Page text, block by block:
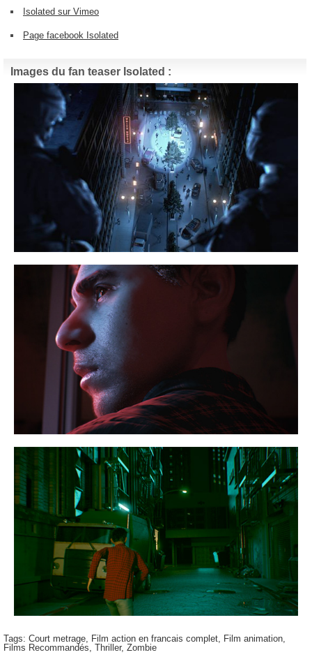
Isolated sur Vimeo
Page facebook Isolated
Images du fan teaser Isolated :
Tags: Court metrage, Film action en francais complet, Film animation,
Films Recommandés, Thriller, Zombie